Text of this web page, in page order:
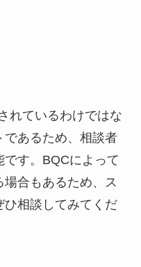
れているわけではな
であるため、相談者
す。BQCによって
合もあるため、ス
ひ相談してみてくだ